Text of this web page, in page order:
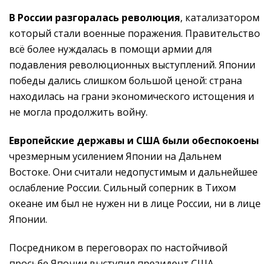
В России разгоралась революция, катализатором
который стали военные поражения. Правительство
всё более нуждалась в помощи армии для
подавления революционных выступлений. Японии
победы дались слишком большой ценой: страна
находилась на грани экономического истощения и
не могла продолжить войну.
Европейские державы и США были обеспокоены
чрезмерным усилением Японии на Дальнем
Востоке. Они считали недопустимым и дальнейшее
ослабление России. Сильный соперник в Тихом
океане им был не нужен ни в лице России, ни в лице
Японии.
Посредником в переговорах по настойчивой